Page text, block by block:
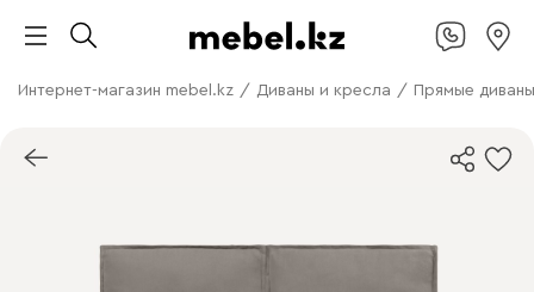
Интернет-магазин mebel.kz / Диваны и кресла / Прямые диваны